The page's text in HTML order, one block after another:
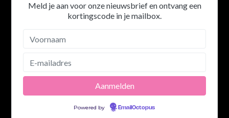
Meld je aan voor onze nieuwsbrief en ontvang een
kortingscode in je mailbox.
Powered by EmailOctopus